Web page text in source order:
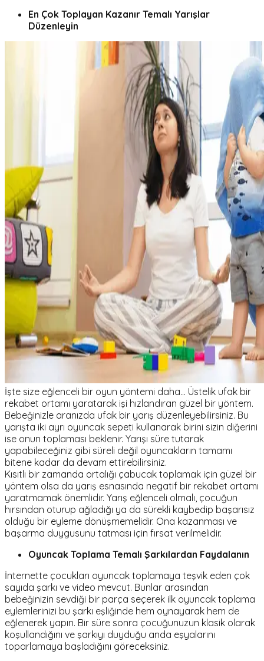
En Çok Toplayan Kazanır Temalı Yarışlar
Düzenleyin
İşte size eğlenceli bir oyun yöntemi daha... Üstelik ufak bir
rekabet ortamı yaratarak işi hızlandıran güzel bir yöntem.
Bebeğinizle aranızda ufak bir yarış düzenleyebilirsiniz. Bu
yarışta iki ayrı oyuncak sepeti kullanarak birini sizin diğerini
ise onun toplaması beklenir. Yarışı süre tutarak
yapabileceğiniz gibi süreli değil oyuncakların tamamı
bitene kadar da devam ettirebilirsiniz.
Kısıtlı bir zamanda ortalığı çabucak toplamak için güzel bir
yöntem olsa da yarış esnasında negatif bir rekabet ortamı
yaratmamak önemlidir. Yarış eğlenceli olmalı, çocuğun
hırsından oturup ağladığı ya da sürekli kaybedip başarısız
olduğu bir eyleme dönüşmemelidir. Ona kazanması ve
başarma duygusunu tatması için fırsat verilmelidir.
Oyuncak Toplama Temalı Şarkılardan Faydalanın
İnternette çocukları oyuncak toplamaya teşvik eden çok
sayıda şarkı ve video mevcut. Bunlar arasından
bebeğinizin sevdiği bir parça seçerek ilk oyuncak toplama
eylemlerinizi bu şarkı eşliğinde hem oynayarak hem de
eğlenerek yapın. Bir süre sonra çocuğunuzun klasik olarak
koşullandığını ve şarkıyı duyduğu anda eşyalarını
toparlamaya başladığını göreceksiniz.